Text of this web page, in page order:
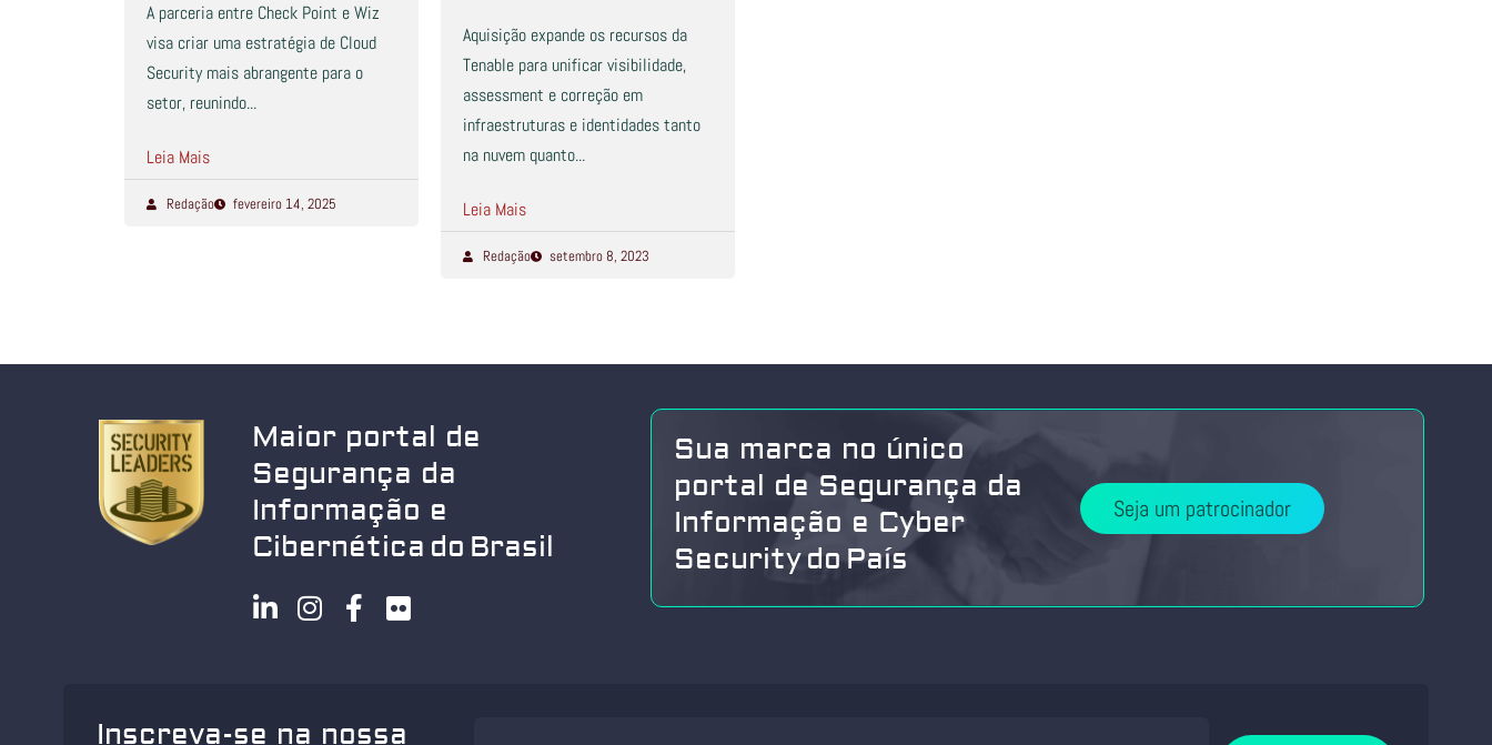
A parceria entre Check Point e Wiz
visa criar uma estratégia de Cloud
Security mais abrangente para o
setor, reunindo...
Leia Mais
Redação fevereiro 14, 2025
Aquisição expande os recursos da
Tenable para unificar visibilidade,
assessment e correção em
infraestruturas e identidades tanto
na nuvem quanto...
Leia Mais
Redação setembro 8, 2023
Maior portal de
Segurança da
Informação e
Cibernética do Brasil
Sua marca no único
portal de Segurança da
Informação e Cyber
Security do País
Seja um patrocinador
Inscreva-se na nossa